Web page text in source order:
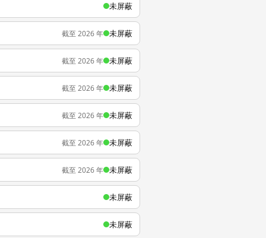
未屏蔽
截至 2026 年 未屏蔽
截至 2026 年 未屏蔽
截至 2026 年 未屏蔽
截至 2026 年 未屏蔽
截至 2026 年 未屏蔽
截至 2026 年 未屏蔽
未屏蔽
未屏蔽